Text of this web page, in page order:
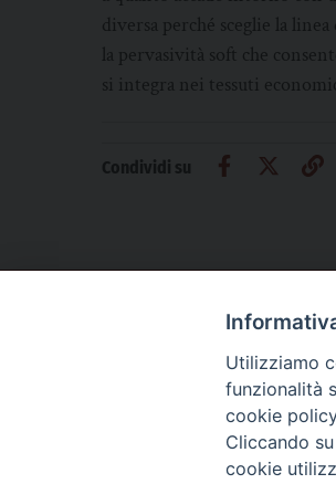
diversa perché sceglie la
la pervasività soft che
si integra nei tessuti
Condividi su
La Difesa srl - P.iva 05125420280
La Difesa del Popolo percepisce i contributi
Utilizziamo
funzionalità
cookie
Cliccando
cookie